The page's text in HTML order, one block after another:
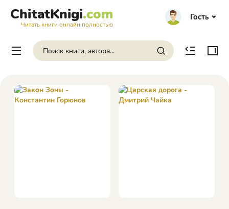
ChitatKnigi.com
Читать книги онлайн полностью
Гость